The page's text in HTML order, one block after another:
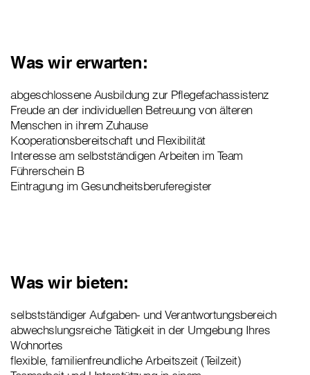
Was wir erwarten:
abgeschlossene Ausbildung zur Pflegefachassistenz
Freude an der individuellen Betreuung von älteren
Menschen in ihrem Zuhause
Kooperationsbereitschaft und Flexibilität
Interesse am selbstständigen Arbeiten im Team
Führerschein B
Eintragung im Gesundheitsberuferegister
Was wir bieten:
selbstständiger Aufgaben- und Verantwortungsbereich
abwechslungsreiche Tätigkeit in der Umgebung Ihres
Wohnortes
flexible, familienfreundliche Arbeitszeit (Teilzeit)